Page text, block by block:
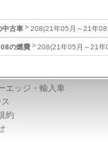
中古車 208(21年05月～21年08
の燃費 208(21年05月～21年
エッジ・輸入車
約